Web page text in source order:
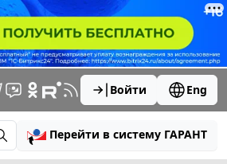
Войти Eng
Перейти в систему ГАРАНТ